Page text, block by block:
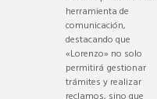
herramienta de
comunicación,
destacando que
«Lorenzo» no solo
permitirá gestionar
trámites y realizar